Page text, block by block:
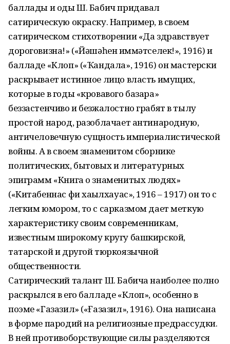
баллады и оды Ш. Бабич придавал
сатирическую окраску. Например, в своем
сатирическом стихотворении «Да здравствует
дороговизна!» («Йәшәһен ҡиммәтселек!», 1916) и
балладе «Клоп» («Ҡандала», 1916) он мастерски
раскрывает истинное лицо власть имущих,
которые в годы «кровавого базара»
беззастенчиво и безжалостно грабят в тылу
простой народ, разоблачает антинародную,
античеловечную сущность империалистической
войны. А в своем знаменитом сборнике
политических, бытовых и литературных
эпиграмм «Книга о знаменитых людях»
(«Китабеннас фи хаҡҡылхауас», 1916 – 1917) он то с
легким юмором, то с сарказмом дает меткую
характеристику своим современникам,
известным широкому кругу башкирской,
татарской и другой тюркоязычной
общественности.
Сатирический талант Ш. Бабича наиболее полно
раскрылся в его балладе «Клоп», особенно в
поэме «Газазил» («Ғазазил», 1916). Она написана
в форме пародий на религиозные предрассудки.
В ней противоборствующие силы разделяются